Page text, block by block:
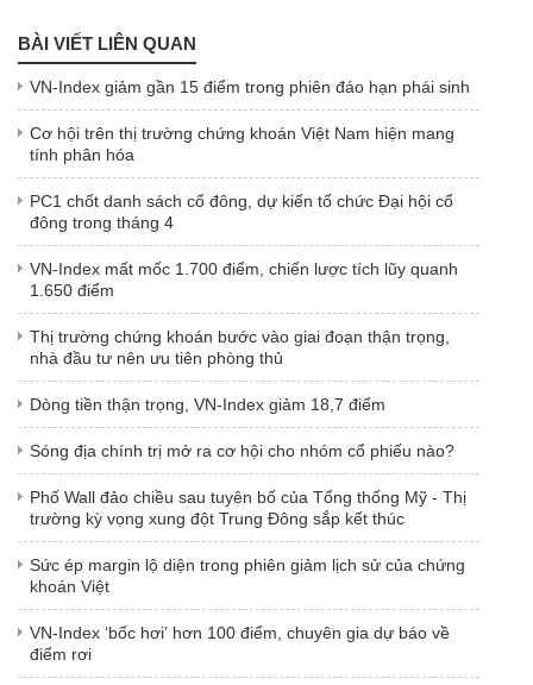
BÀI VIẾT LIÊN QUAN
VN-Index giảm gần 15 điểm trong phiên đáo hạn phái sinh
Cơ hội trên thị trường chứng khoán Việt Nam hiện mang
tính phân hóa
PC1 chốt danh sách cổ đông, dự kiến tổ chức Đại hội cổ
đông trong tháng 4
VN-Index mất mốc 1.700 điểm, chiến lược tích lũy quanh
1.650 điểm
Thị trường chứng khoán bước vào giai đoạn thận trọng,
nhà đầu tư nên ưu tiên phòng thủ
Dòng tiền thận trọng, VN-Index giảm 18,7 điểm
Sóng địa chính trị mở ra cơ hội cho nhóm cổ phiếu nào?
Phố Wall đảo chiều sau tuyên bố của Tổng thống Mỹ - Thị
trường kỳ vọng xung đột Trung Đông sắp kết thúc
Sức ép margin lộ diện trong phiên giảm lịch sử của chứng
khoán Việt
VN-Index ‘bốc hơi’ hơn 100 điểm, chuyên gia dự báo về
điểm rơi